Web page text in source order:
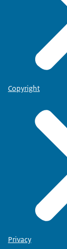
Copyright
Privacy